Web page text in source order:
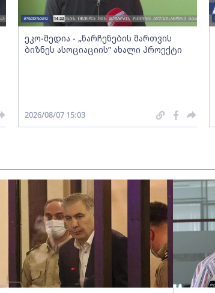
ეკო-მედია - „ნარჩენების მართვის
ბიზნეს ასოციაციის” ახალი პროექტი
2026/08/07 15:03